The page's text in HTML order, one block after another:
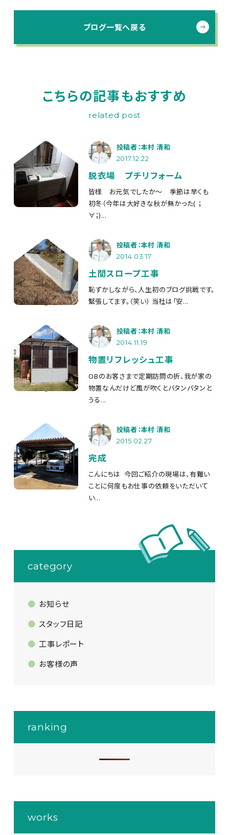
ブログ一覧へ戻る
こちらの記事もおすすめ
related post
投稿者：本村 清和
2017.12.22
脱衣場 プチリフォーム
皆様 お元気でしたか～ 季節は早くも
初冬（今年は大好きな秋が無かった( ；
∀；)...
投稿者：本村 清和
2014.03.17
土間スロープ工事
恥ずかしながら、人生初のブログ挑戦です。
緊張してます。（笑い） 当社は「安...
投稿者：本村 清和
2014.11.19
物置リフレッシュ工事
OBのお客さまで定期訪問の折、我が家の
物置なんだけど風が吹くとバタンバタンと
うる...
投稿者：本村 清和
2015.02.27
完成
こんにちは 今回ご紹介の現場は、有難い
ことに何度もお仕事の依頼をいただいて
い...
category
お知らせ
スタッフ日記
工事レポート
お客様の声
ranking
works